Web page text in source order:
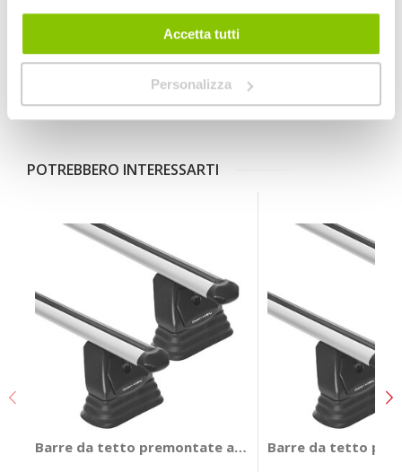
Accetta tutti
Personalizza
Veicoli compatibili
Audi A3 Y8 2020 > 5 porte Tetto normale
Volvo C40 EC40 2022 > 5 porte Tetto normale
POTREBBERO INTERESSARTI
Barre da tetto premontate auto Easy One Evo Alu -
Barre da tetto